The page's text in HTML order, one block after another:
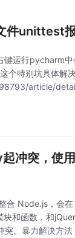
件unittest
运行pycharm中
个特别坑具体解
article/
冲突，使
合 Node.js，会
和函数，和
。暴力解决方